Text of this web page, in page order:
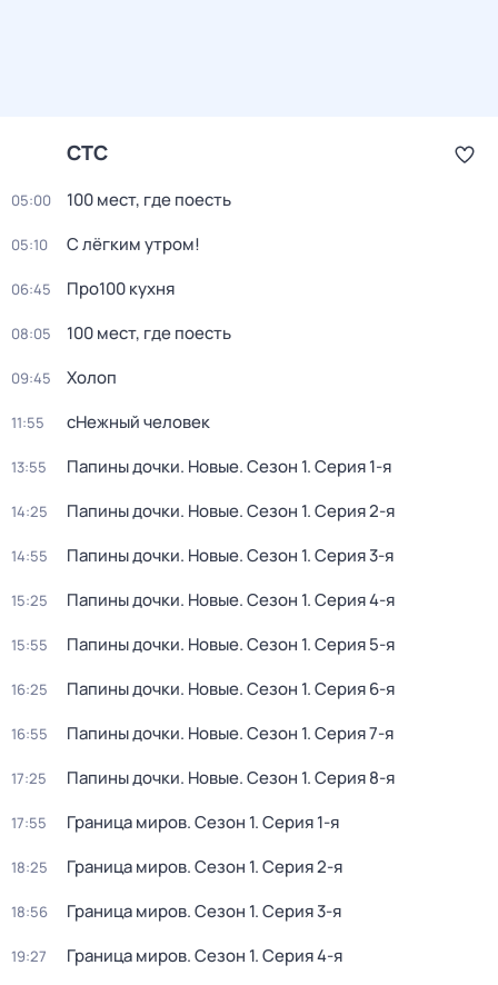
СТС
05:00 100 мест, где поесть
05:10 С лёгким утром!
06:45 Про100 кухня
08:05 100 мест, где поесть
09:45 Холоп
11:55 сНежный человек
13:55 Папины дочки. Новые. Сезон 1. Серия 1-я
14:25 Папины дочки. Новые. Сезон 1. Серия 2-я
14:55 Папины дочки. Новые. Сезон 1. Серия 3-я
15:25 Папины дочки. Новые. Сезон 1. Серия 4-я
15:55 Папины дочки. Новые. Сезон 1. Серия 5-я
16:25 Папины дочки. Новые. Сезон 1. Серия 6-я
16:55 Папины дочки. Новые. Сезон 1. Серия 7-я
17:25 Папины дочки. Новые. Сезон 1. Серия 8-я
17:55 Граница миров. Сезон 1. Серия 1-я
18:25 Граница миров. Сезон 1. Серия 2-я
18:56 Граница миров. Сезон 1. Серия 3-я
19:27 Граница миров. Сезон 1. Серия 4-я